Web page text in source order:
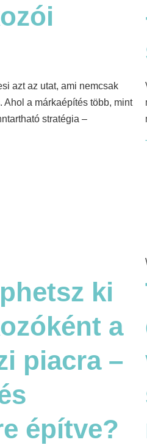
azt az utat, ami nemcsak
a márkaépítés több, mint
stratégia –
ki
a
piacra –
építve?